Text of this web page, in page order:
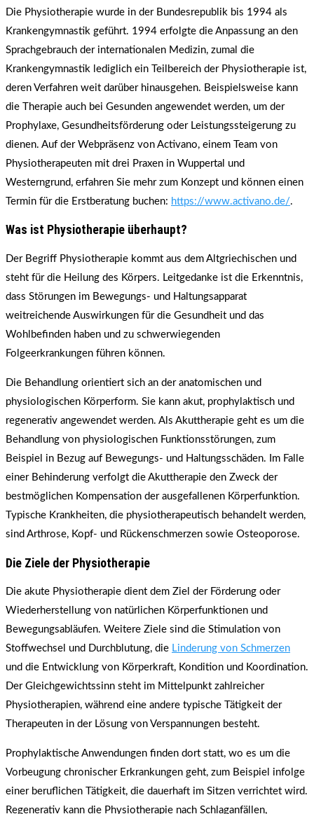
Die Physiotherapie wurde in der Bundesrepublik bis 1994 als
Krankengymnastik geführt. 1994 erfolgte die Anpassung an den
Sprachgebrauch der internationalen Medizin, zumal die
Krankengymnastik lediglich ein Teilbereich der Physiotherapie ist,
deren Verfahren weit darüber hinausgehen. Beispielsweise kann
die Therapie auch bei Gesunden angewendet werden, um der
Prophylaxe, Gesundheitsförderung oder Leistungssteigerung zu
dienen. Auf der Webpräsenz von Activano, einem Team von
Physiotherapeuten mit drei Praxen in Wuppertal und
Westerngrund, erfahren Sie mehr zum Konzept und können einen
Termin für die Erstberatung buchen: https://www.activano.de/.
Was ist Physiotherapie überhaupt?
Der Begriff Physiotherapie kommt aus dem Altgriechischen und
steht für die Heilung des Körpers. Leitgedanke ist die Erkenntnis,
dass Störungen im Bewegungs- und Haltungsapparat
weitreichende Auswirkungen für die Gesundheit und das
Wohlbefinden haben und zu schwerwiegenden
Folgeerkrankungen führen können.
Die Behandlung orientiert sich an der anatomischen und
physiologischen Körperform. Sie kann akut, prophylaktisch und
regenerativ angewendet werden. Als Akuttherapie geht es um die
Behandlung von physiologischen Funktionsstörungen, zum
Beispiel in Bezug auf Bewegungs- und Haltungsschäden. Im Falle
einer Behinderung verfolgt die Akuttherapie den Zweck der
bestmöglichen Kompensation der ausgefallenen Körperfunktion.
Typische Krankheiten, die physiotherapeutisch behandelt werden,
sind Arthrose, Kopf- und Rückenschmerzen sowie Osteoporose.
Die Ziele der Physiotherapie
Die akute Physiotherapie dient dem Ziel der Förderung oder
Wiederherstellung von natürlichen Körperfunktionen und
Bewegungsabläufen. Weitere Ziele sind die Stimulation von
Stoffwechsel und Durchblutung, die Linderung von Schmerzen
und die Entwicklung von Körperkraft, Kondition und Koordination.
Der Gleichgewichtssinn steht im Mittelpunkt zahlreicher
Physiotherapien, während eine andere typische Tätigkeit der
Therapeuten in der Lösung von Verspannungen besteht.
Prophylaktische Anwendungen finden dort statt, wo es um die
Vorbeugung chronischer Erkrankungen geht, zum Beispiel infolge
einer beruflichen Tätigkeit, die dauerhaft im Sitzen verrichtet wird.
Regenerativ kann die Physiotherapie nach Schlaganfällen,